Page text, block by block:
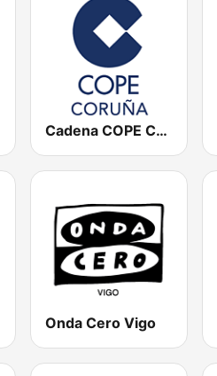
Cadena COPE Coruña
Onda Cero Vigo